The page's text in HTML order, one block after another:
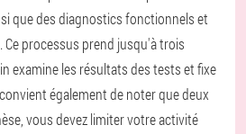
que des diagnostics fonctionnels et
processus prend jusqu'à trois
examine les résultats des tests et fixe
également de noter que deux
vous devez limiter votre activité